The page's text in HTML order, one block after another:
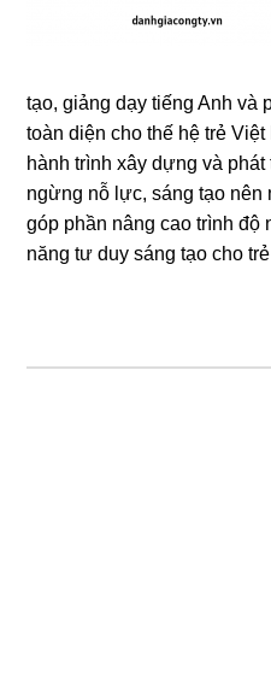
tạo, giảng dạy tiếng Anh và
toàn diện cho thế hệ trẻ
hành trình xây dựng và
ngừng nỗ lực, sáng tạo
góp phần nâng cao trình
năng tư duy sáng tạo cho